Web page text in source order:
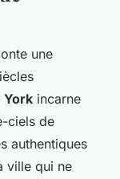
une
York incarne
ciels de
authentiques
ville qui ne